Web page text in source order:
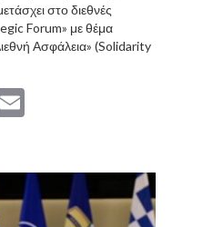
στο διεθνές
Forum» με θέμα
Ασφάλεια» (Solidarity